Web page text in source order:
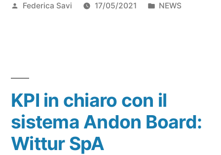
Federica Savi 17/05/2021 NEWS
KPI in chiaro con il
sistema Andon Board:
Wittur SpA